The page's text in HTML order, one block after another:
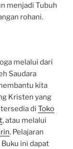
menjadi Tubuh
rohani.
melalui dari
Saudara
kita
Kristen yang
tersedia di Toko
, atau melalui
. Pelajaran
ini dapat